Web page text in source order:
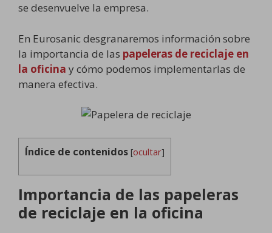
se desenvuelve la empresa.
En Eurosanic desgranaremos información sobre
la importancia de las papeleras de reciclaje en
la oficina y cómo podemos implementarlas de
manera efectiva.
Índice de contenidos [ocultar]
Importancia de las papeleras
de reciclaje en la oficina